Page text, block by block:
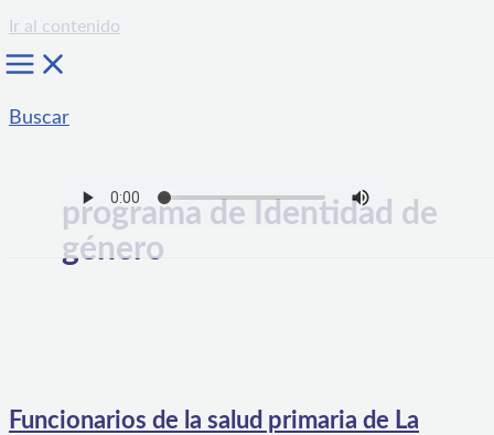
Ir al contenido
Buscar
programa de Identidad de
género
Funcionarios de la salud primaria de La